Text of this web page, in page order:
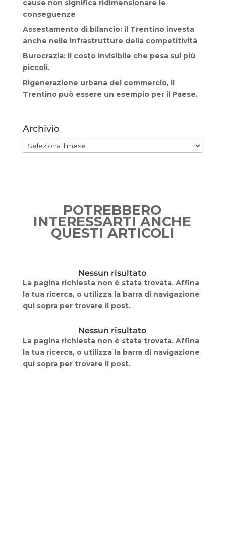
cause non significa ridimensionare le
conseguenze
Assestamento di bilancio: il Trentino investa
anche nelle infrastrutture della competitività
Burocrazia: il costo invisibile che pesa sui più
piccoli.
Rigenerazione urbana del commercio, il
Trentino può essere un esempio per il Paese.
Archivio
Archivio
POTREBBERO
INTERESSARTI ANCHE
QUESTI ARTICOLI
Nessun risultato
La pagina richiesta non è stata trovata. Affina
la tua ricerca, o utilizza la barra di navigazione
qui sopra per trovare il post.
Nessun risultato
La pagina richiesta non è stata trovata. Affina
la tua ricerca, o utilizza la barra di navigazione
qui sopra per trovare il post.